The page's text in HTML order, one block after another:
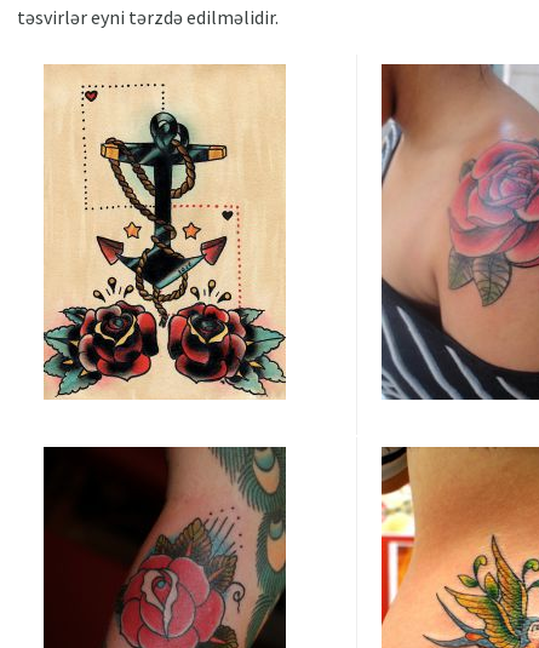
təsvirlər eyni tərzdə edilməlidir.